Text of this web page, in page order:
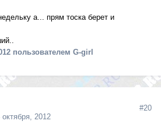
а... прям тоска берет и
пользователем G-girl
октября, 2012
#20